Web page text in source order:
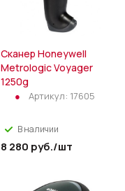
Сканер Honeywell
Metrologic Voyager
1250g
Артикул: 17605
В наличии
8 280 руб./шт